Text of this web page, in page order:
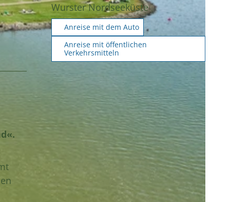
Wurster Nordseeküste
Anreise mit dem Auto
Anreise mit öffentlichen
Verkehrsmitteln